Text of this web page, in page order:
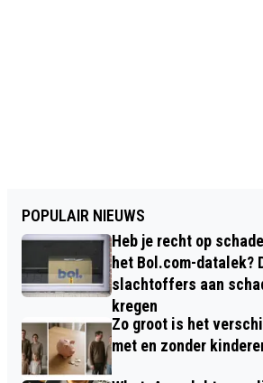
POPULAIR NIEUWS
Heb je recht op
het Bol.com-datalek?
slachtoffers aan
kregen
Zo groot is het
met en zonder